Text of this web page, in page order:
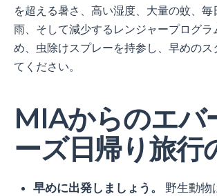
を超える暑さ、高い湿度、大量の蚊、毎
雨、そして減少するレンジャープログラ
め、虫除けスプレーを持参し、早めのス
てください。
MIAからのエバ
ーズ日帰り旅行
早めに出発しましょう。
野生動物